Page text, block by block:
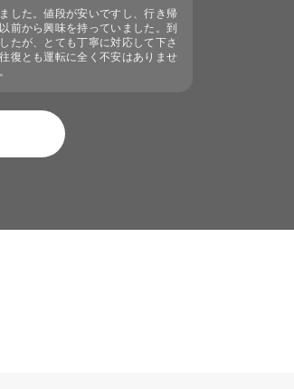
した。値段が安いですし、行き帰
前から興味を持っていました。到
たが、とても丁寧に対応して下さ
復とも運転に全く不安はありませ